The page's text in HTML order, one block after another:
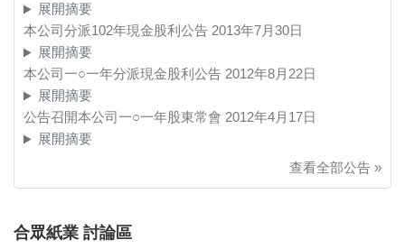
展開摘要
本公司分派102年現金股利公告 2013年7月30日
展開摘要
本公司一○一年分派現金股利公告 2012年8月22日
展開摘要
公告召開本公司一○一年股東常會 2012年4月17日
展開摘要
查看全部公告 »
合眾紙業 討論區